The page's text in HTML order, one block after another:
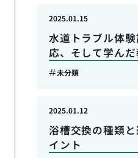
水道トラブル体
応、そして学んだ
2025.01.15
未分類
浴槽交換の種類
イント
2025.01.12